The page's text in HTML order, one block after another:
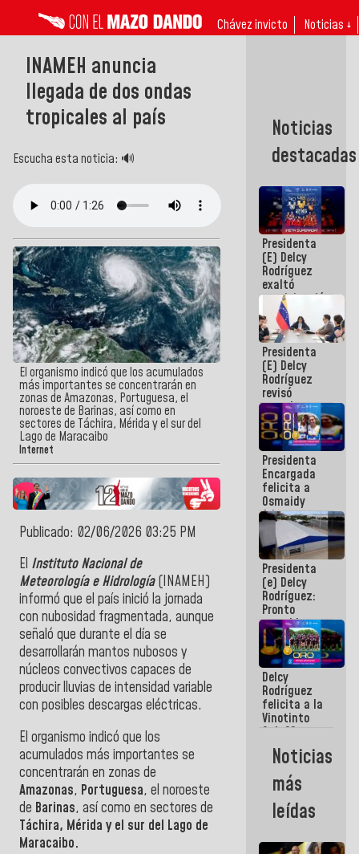
Chávez invicto Noticias ↓
INAMEH anuncia
llegada de dos ondas
tropicales al país
Escucha esta noticia: 🔊
El organismo indicó que los acumulados
más importantes se concentrarán en
zonas de Amazonas, Portuguesa, el
noroeste de Barinas, así como en
sectores de Táchira, Mérida y el sur del
Lago de Maracaibo
Internet
Publicado: 02/06/2026 03:25 PM
El Instituto Nacional de
Meteorología e Hidrología(INAMEH)
informó que el país inició la jornada
con nubosidad fragmentada, aunque
señaló que durante el día se
desarrollarán mantos nubosos y
núcleos convectivos capaces de
producir lluvias de intensidad variable
con posibles descargas eléctricas.
El organismo indicó que los
acumulados más importantes se
concentrarán en zonas de
Amazonas, Portuguesa, el noroeste
de Barinas, así como en sectores de
Táchira, Mérida y el sur del Lago de
Maracaibo.
Noticias
destacadas
Presidenta
(E) Delcy
Rodríguez
exaltó
participación
de
Venezuela
en Juegos
Centroamericanos
y del Caribe
2026
Presidenta
(E) Delcy
Rodríguez
revisó
agenda
económica y
ejecución de
fondos de
emergencia
post-sismos
Presidenta
Encargada
felicita a
Osmaidy
Arias y
Giraly
Marcano por
hacer
historia en
los
Centroamericanos
Presidenta
(e) Delcy
Rodríguez:
Pronto
restableceremos
las
operaciones
en el
Aeropuerto
Internacional
de
Maiquetía
Delcy
Rodríguez
felicita a la
Vinotinto
Sub 20
campeona
frente
México Sub
23 en los
Centroamericanos
Noticias
más
leídas